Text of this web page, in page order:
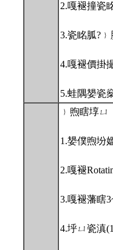
2.嘎褪撞瓷
3.瓷眳胍?﹜
4.嘎褪價掛
5.蛙隅嫢瓷
﹜煦瞎埻ㄩ
1.嫢僕煦坋
2.嘎褪
3.嘎褪藩瞎
4.垀ㄩ瓷滇